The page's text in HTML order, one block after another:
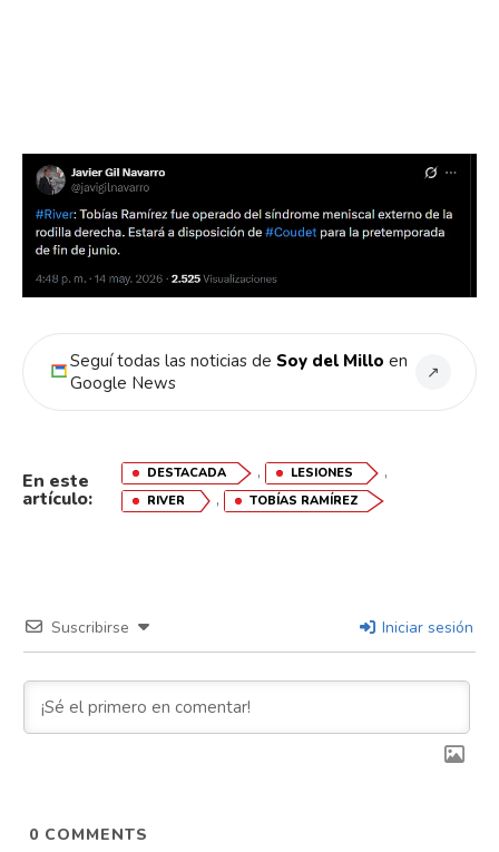
Seguí todas las noticias de Soy del Millo en
Google News
↗
En este
artículo:
DESTACADA , LESIONES ,
RIVER , TOBÍAS RAMÍREZ
Suscribirse Iniciar sesión
0 COMMENTS
Pinterest
Email